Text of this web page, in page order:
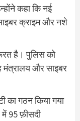
कहा कि नई
साइबर क्राइम और नशे
है। पुलिस को
मंत्रालय और साइबर
का गठन किया गया
95 फ़ीसदी